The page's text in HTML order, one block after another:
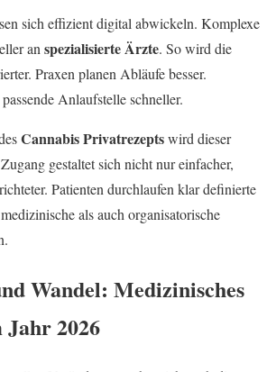
sich effizient digital abwickeln. Komplexe
an spezialisierte Ärzte. So wird die
Praxen planen Abläufe besser.
Anlaufstelle schneller.
Cannabis Privatrezeptswird dieser
gestaltet sich nicht nur einfacher,
Patienten durchlaufen klar definierte
als auch organisatorische
Wandel: Medizinisches
Jahr 2026